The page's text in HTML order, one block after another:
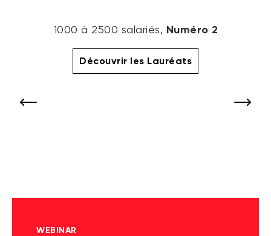
1000 à 2500 salariés, Numéro 2
Découvrir les Lauréats
WEBINAR